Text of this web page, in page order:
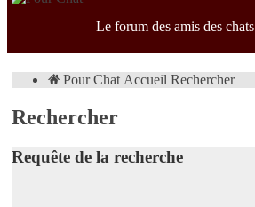
Le forum des amis des chats
Pour Chat Accueil Rechercher
Rechercher
Requête de la recherche